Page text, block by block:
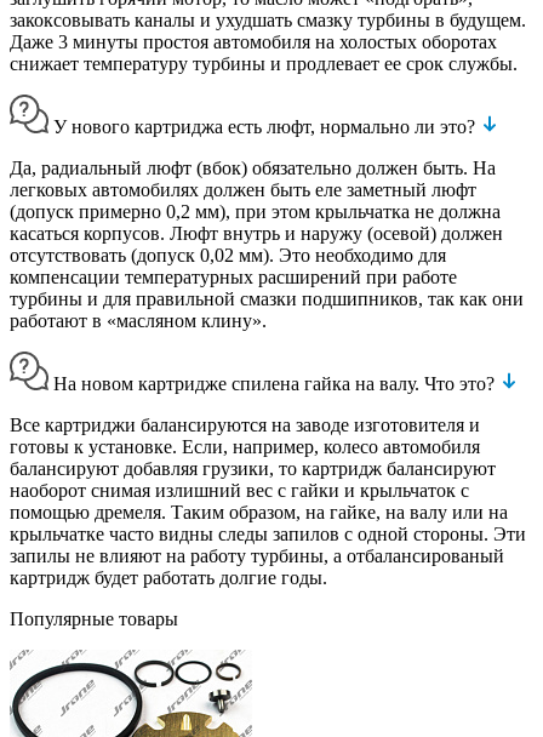
закоксовывать каналы и ухудшать смазку турбины в будущем.
Даже 3 минуты простоя автомобиля на холостых оборотах
снижает температуру турбины и продлевает ее срок службы.
У нового картриджа есть люфт, нормально ли это?
Да, радиальный люфт (вбок) обязательно должен быть. На
легковых автомобилях должен быть еле заметный люфт
(допуск примерно 0,2 мм), при этом крыльчатка не должна
касаться корпусов. Люфт внутрь и наружу (осевой) должен
отсутствовать (допуск 0,02 мм). Это необходимо для
компенсации температурных расширений при работе
турбины и для правильной смазки подшипников, так как они
работают в «масляном клину».
На новом картридже спилена гайка на валу. Что это?
Все картриджи балансируются на заводе изготовителя и
готовы к установке. Если, например, колесо автомобиля
балансируют добавляя грузики, то картридж балансируют
наоборот снимая излишний вес с гайки и крыльчаток с
помощью дремеля. Таким образом, на гайке, на валу или на
крыльчатке часто видны следы запилов с одной стороны. Эти
запилы не влияют на работу турбины, а отбалансированый
картридж будет работать долгие годы.
Популярные товары